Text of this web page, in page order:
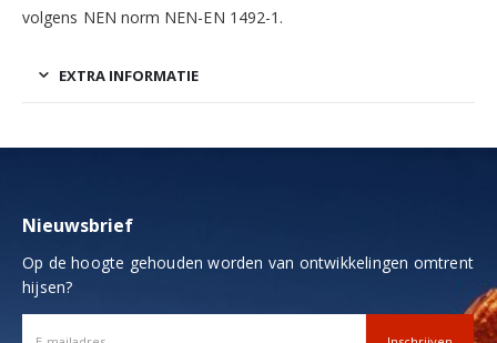
volgens NEN norm NEN-EN 1492-1.
EXTRA INFORMATIE
Nieuwsbrief
Op de hoogte gehouden worden van ontwikkelingen omtrent
hijsen?